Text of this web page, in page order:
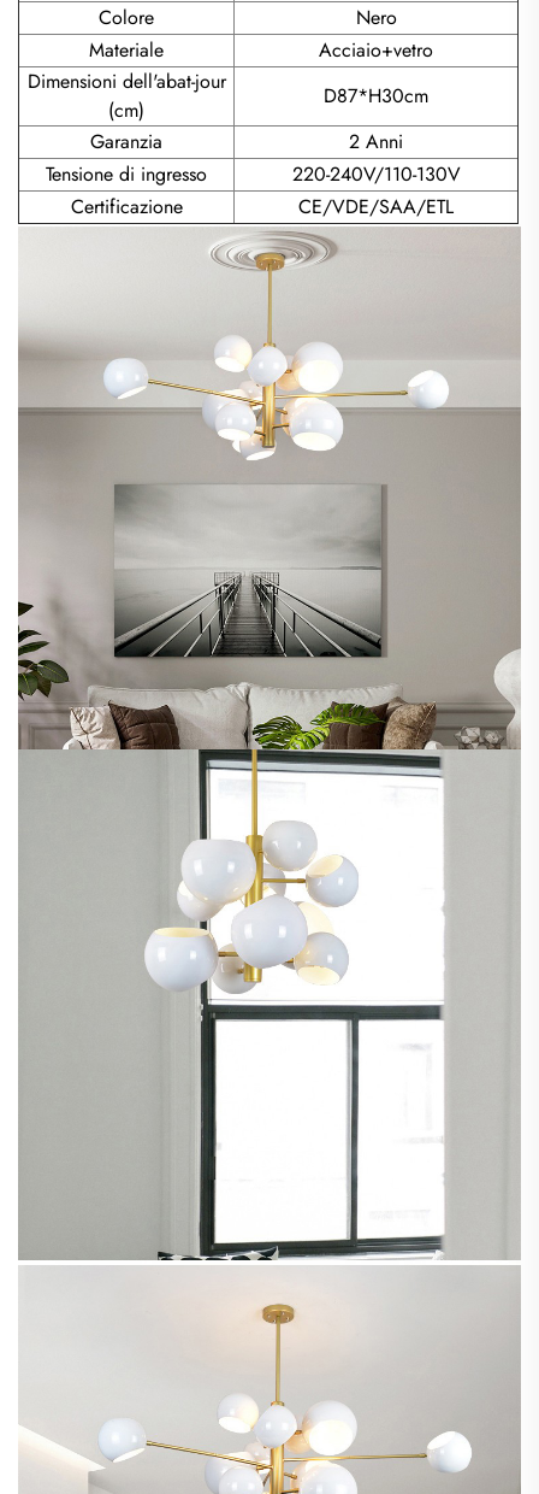
Colore
Nero
Materiale
Acciaio+vetro
Dimensioni dell'abat-jour
(cm)
D87*H30cm
Garanzia
2 Anni
Tensione di ingresso
220-240V/110-130V
Certificazione
CE/VDE/SAA/ETL